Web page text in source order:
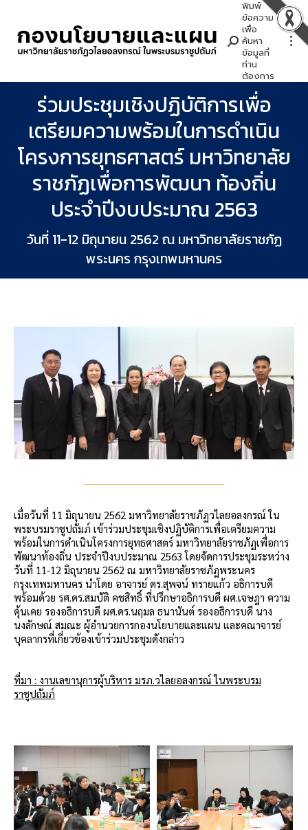
Search:
พิมพ์
ข้อความ
เพื่อ
ค้นหา
ข้อมูลที่
ท่าน
ต้องการ
ร่วมประชุมเชิงปฏิบัติการเพื่อ
เตรียมความพร้อมในการดำเนิน
โครงการยุทธศาสตร์ มหาวิทยาลัย
ราชภัฏเพื่อการพัฒนา ท้องถิ่น
ประจำปีงบประมาณ 2563
วันที่ 11-12 มิถุนายน 2562 ณ มหาวิทยาลัยราชภัฏ
พระนคร กรุงเทพมหานคร
เมื่อวันที่ 11 มิถุนายน 2562 มหาวิทยาลัยราชภัฏวไลยอลงกรณ์ ใน
พระบรมราชูปถัมภ์ เข้าร่วมประชุมเชิงปฏิบัติการเพื่อเตรียมความ
พร้อมในการดำเนินโครงการยุทธศาสตร์ มหาวิทยาลัยราชภัฏเพื่อการ
พัฒนาท้องถิ่น ประจำปีงบประมาณ 2563 โดยจัดการประชุมระหว่าง
วันที่ 11-12 มิถุนายน 2562 ณ มหาวิทยาลัยราชภัฏพระนคร
กรุงเทพมหานคร นำโดย อาจารย์ ดร.สุพจน์ ทรายแก้ว อธิการบดี
พร้อมด้วย รศ.ดร.สมบัติ คชสิทธิ์ ที่ปรึกษาอธิการบดี ผศ.เจษฎา ความ
คุ้นเคย รองอธิการบดี ผศ.ดร.นฤมล ธนานันต์ รองอธิการบดี นาง
นงลักษณ์ สมณะ ผู้อำนวยการกองนโยบายและแผน และคณาจารย์
บุคลากรที่เกี่ยวข้องเข้าร่วมประชุมดังกล่าว
ที่มา : งานเลขานุการผู้บริหาร มรภ.วไลยอลงกรณ์ ในพระบรม
ราชูปถัมภ์